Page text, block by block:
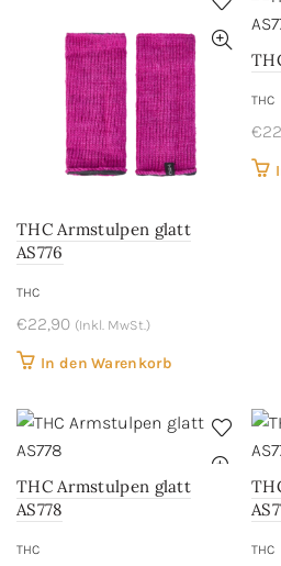
THC Armstulpen glatt
AS776
THC
€22,90 (Inkl. MwSt.)
In den Warenkorb
THC
€
THC Armstulpen glatt
AS778
THC THC